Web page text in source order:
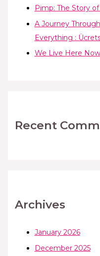
Pimp: The Story
A Journey
Everything :
We Live Here
Recent
Archives
January 2026
December 2025